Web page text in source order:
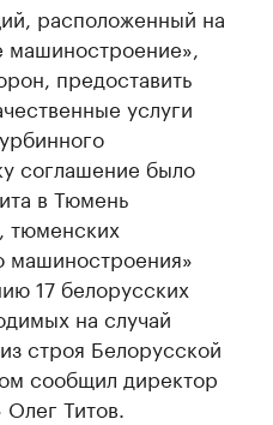
расположенный на
машиностроение»,
предоставить
услуги
соглашение было
в Тюмень
тюменских
машиностроения»
17 белорусских
на случай
строя Белорусской
сообщил директор
Титов.